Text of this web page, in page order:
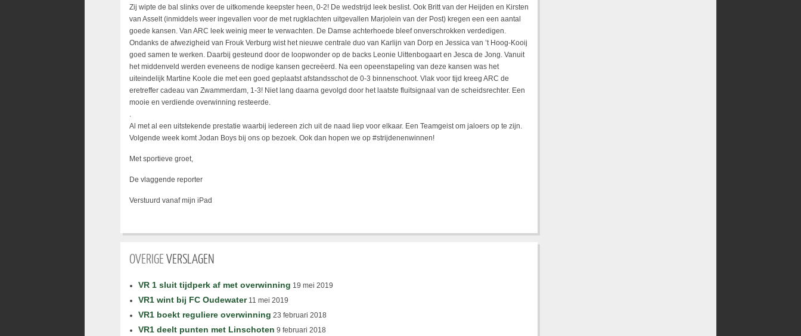
Zij wipte de bal slinks over de uitkomende keepster heen, 0-2! De wedstrijd leek beslist. Ook Britt van der Heijden en Kirsten
van Asselt (inmiddels weer ingevallen voor de met rugklachten uitgevallen Marjolein van der Post) kregen een een aantal
goede kansen. Van ARC leek weinig meer te verwachten. De Damse achterhoede bleef onverschrokken verdedigen.
Ondanks de afwezigheid van Frouk Verburg wist het nieuwe centrale duo van Karlijn van Dorp en Jessica van ’t Hoog-Kooij
goed samen te werken. Daarbij gesteund door de loopwonder op de backs Leonie Uittenbogaart en Jesca de Jong. Vanuit
het middenveld werden eveneens de nodige kansen gecreëerd. Na een opeenstapeling van deze kansen was het
uiteindelijk Martine Koole die met een goed geplaatst afstandsschot de 0-3 binnenschoot. Vlak voor tijd kreeg ARC de
eretreffer cadeau van Zwammerdam, 1-3! Niet lang daarna gevolgd door het laatste fluitsignaal van de scheidsrechter. Een
mooie en verdiende overwinning resteerde.
.
Al met al een uitstekende prestatie waarbij iedereen zich uit de naad liep voor elkaar. Een Teamgeist om jaloers op te zijn.
Volgende week komt Jodan Boys bij ons op bezoek. Ook dan hopen we op #strijdenenwinnen!
Met sportieve groet,
De vlaggende reporter
Verstuurd vanaf mijn iPad
OVERIGEVERSLAGEN
VR 1 sluit tijdperk af met overwinning 19 mei 2019
VR1 wint bij FC Oudewater11 mei 2019
VR1 boekt reguliere overwinning 23 februari 2018
VR1 deelt punten met Linschoten 9 februari 2018